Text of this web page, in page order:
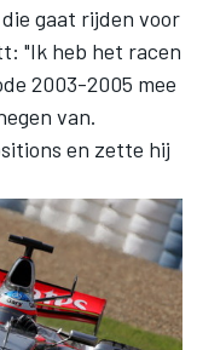
gaat rijden voor
"Ik heb het racen
2003-2005 mee
van.
en zette hij